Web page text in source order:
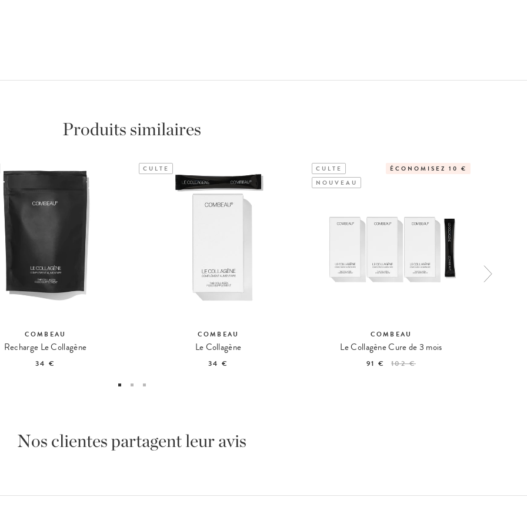
Produits similaires
COMBEAU
Recharge Le Collagène
34 €
CULTE
COMBEAU
Le Collagène
34 €
ÉCONOMISEZ 10 €
CULTE
NOUVEAU
COMBEAU
Le Collagène Cure de 3 mois
91 € 102 €
Nos clientes partagent leur avis